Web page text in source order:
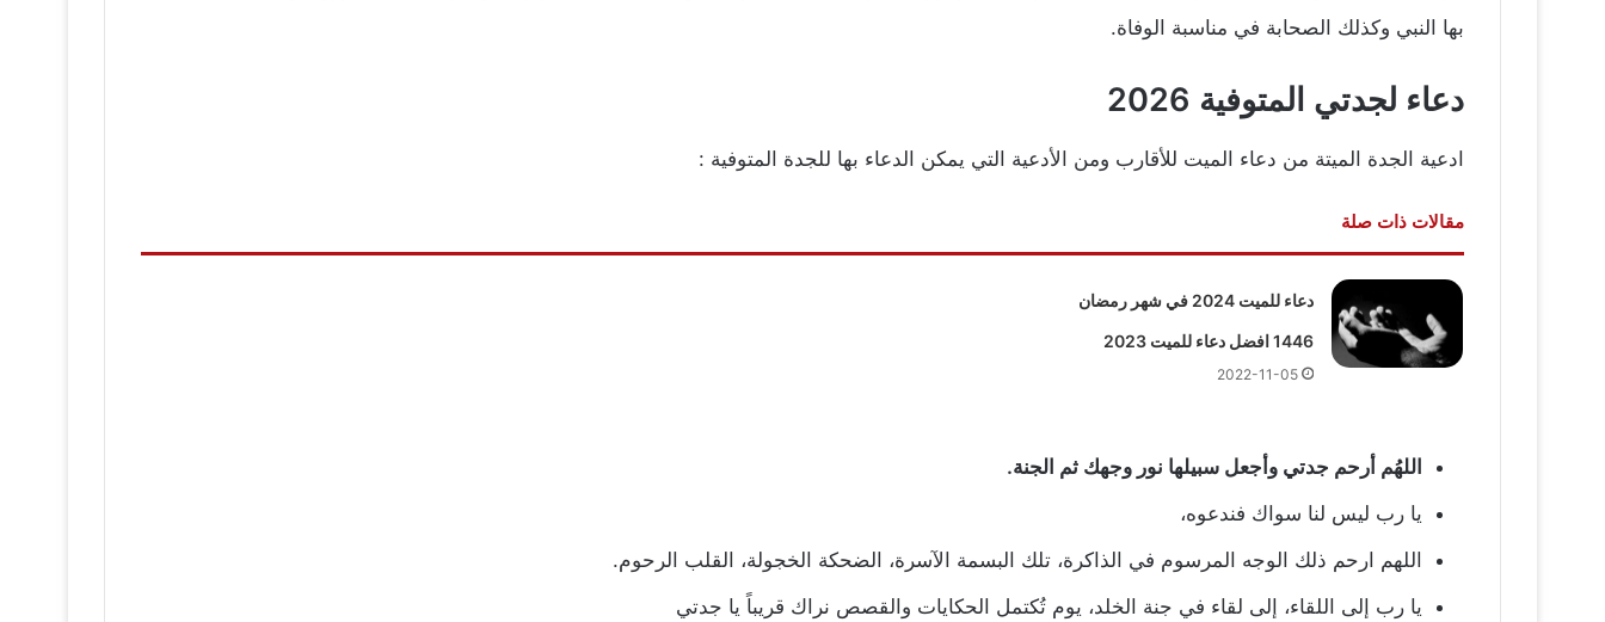
بها النبي وكذلك الصحابة في مناسبة الوفاة.
دعاء لجدتي المتوفية 2026
ادعية الجدة الميتة من دعاء الميت للأقارب ومن الأدعية التي يمكن الدعاء بها للجدة المتوفية :
مقالات ذات صلة
دعاء للميت 2024 في شهر رمضان
1446 افضل دعاء للميت 2023
2022-11-05
اللهُم أرحم جدتي وأجعل سبيلها نور وجهك ثم الجنة.
يا رب ليس لنا سواك فندعوه،
اللهم ارحم ذلك الوجه المرسوم في الذاكرة، تلك البسمة الآسرة، الضحكة الخجولة، القلب الرحوم.
يا رب إلى اللقاء، إلى لقاء في جنة الخلد، يوم تُكتمل الحكايات والقصص نراك قريباً يا جدتي